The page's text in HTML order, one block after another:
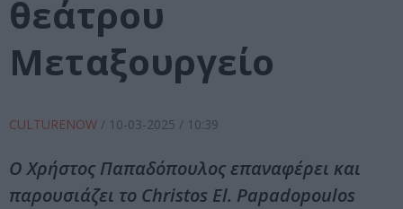
θεάτρου
Μεταξουργείο
CULTURENOW / 10-03-2025 / 10:39
Ο Χρήστος Παπαδόπουλος επαναφέρει και
παρουσιάζει το Christos El. Papadopoulos